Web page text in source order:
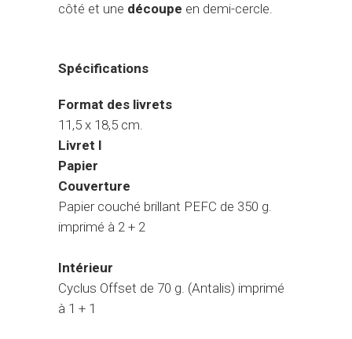
côté et une découpe en demi-cercle.
Spécifications
Format des livrets
11,5 x 18,5 cm.
Livret I
Papier
Couverture
Papier couché brillant PEFC de 350 g.
imprimé à 2 + 2
Intérieur
Cyclus Offset de 70 g. (Antalis) imprimé
à 1 + 1